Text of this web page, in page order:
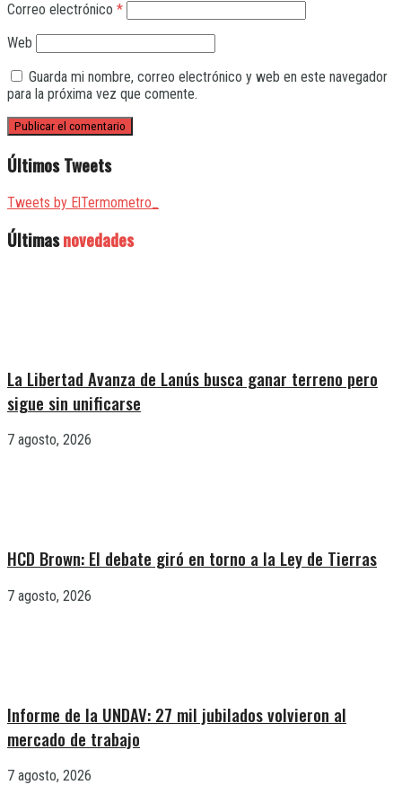
Correo electrónico *
Web
Guarda mi nombre, correo electrónico y web en este navegador
para la próxima vez que comente.
Últimos Tweets
Tweets by ElTermometro_
Últimasnovedades
La Libertad Avanza de Lanús busca ganar terreno pero
sigue sin unificarse
7 agosto, 2026
HCD Brown: El debate giró en torno a la Ley de Tierras
7 agosto, 2026
Informe de la UNDAV: 27 mil jubilados volvieron al
mercado de trabajo
7 agosto, 2026